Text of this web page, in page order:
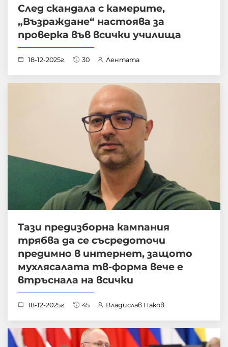
След скандала с камерите,
„Възраждане“ настоява за
проверка във всички училища
18-12-2025г. 30 Лентата
Tази предизборна кампания
трябва да се съсредоточи
предимно в интернет, защото
мухлясалата тв-форма вече е
втръснала на всички
18-12-2025г. 45 Владислав Наков